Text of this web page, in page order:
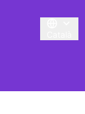
Triar la